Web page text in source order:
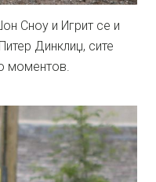
Сноу и Игрит се и
Динклиџ, сите
моментов.